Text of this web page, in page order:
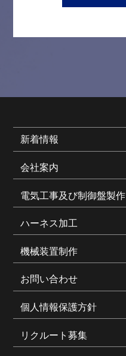
新着情報
会社案内
電気工事及び制御盤製作
ハーネス加工
機械装置制作
お問い合わせ
個人情報保護方針
リクルート募集